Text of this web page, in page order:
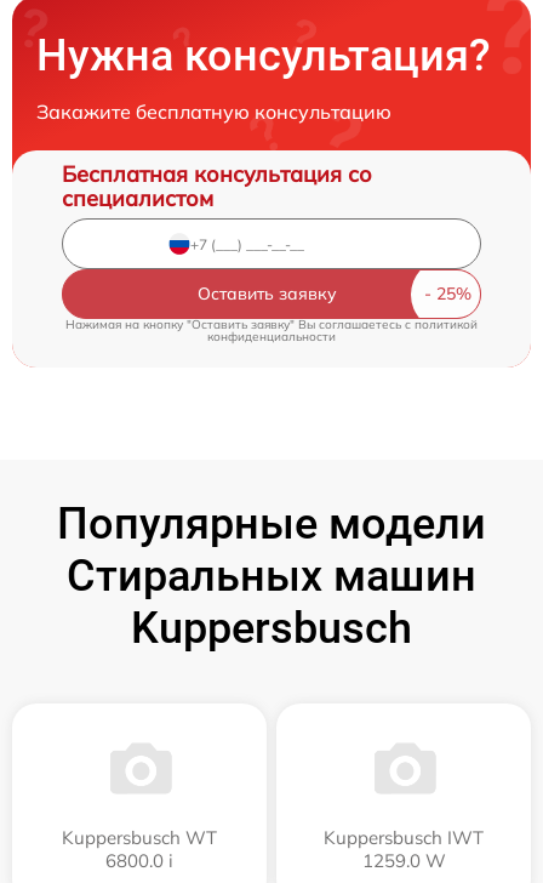
Нужна консультация?
Закажите бесплатную консультацию
Бесплатная консультация со
специалистом
Оставить заявку
Нажимая на кнопку "Оставить заявку" Вы соглашаетесь cполитикой
конфиденциальности
Популярные модели
Стиральных машин
Kuppersbusch
Kuppersbusch WT
6800.0 i
Kuppersbusch IWT
1259.0 W